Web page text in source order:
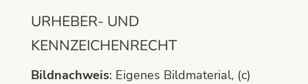
URHEBER- UND
KENNZEICHENRECHT
Bildnachweis: Eigenes Bildmaterial, (c)